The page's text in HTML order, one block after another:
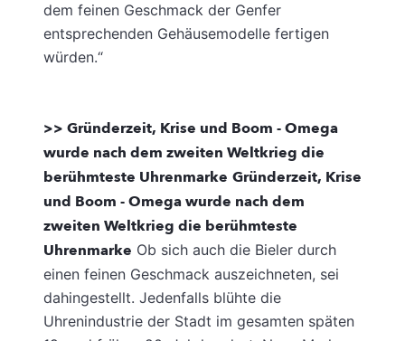
dem feinen Geschmack der Genfer
entsprechenden Gehäusemodelle fertigen
würden.“
>> Gründerzeit, Krise und Boom - Omega
wurde nach dem zweiten Weltkrieg die
berühmteste Uhrenmarke Gründerzeit, Krise
und Boom - Omega wurde nach dem
zweiten Weltkrieg die berühmteste
Uhrenmarke Ob sich auch die Bieler durch
einen feinen Geschmack auszeichneten, sei
dahingestellt. Jedenfalls blühte die
Uhrenindustrie der Stadt im gesamten späten